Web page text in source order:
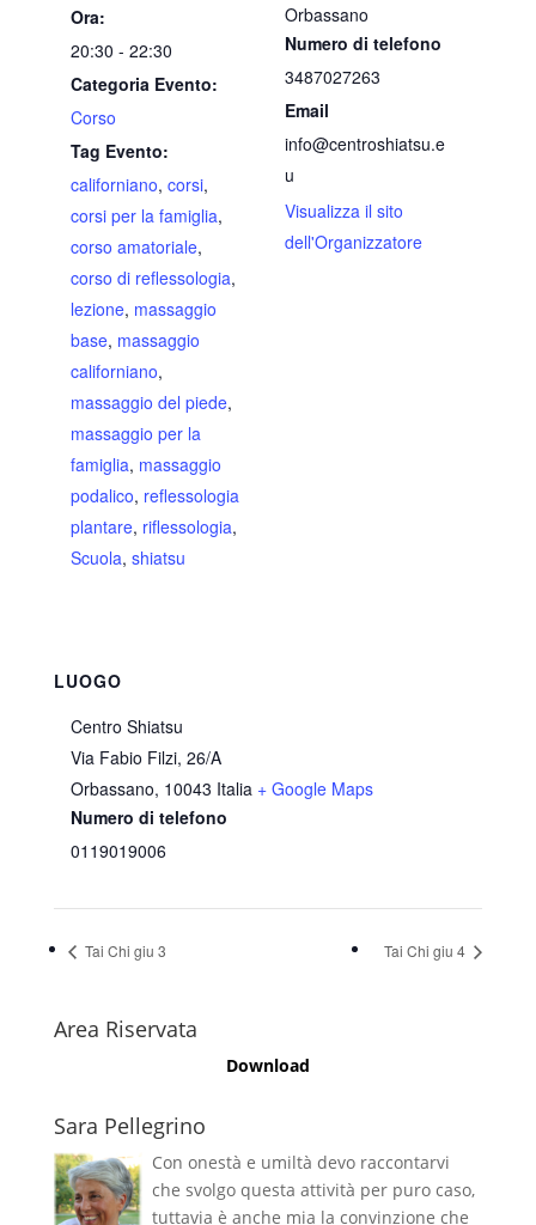
Ora:
20:30 - 22:30
Categoria Evento:
Corso
Tag Evento:
californiano, corsi,
corsi per la famiglia,
corso amatoriale,
corso di reflessologia,
lezione, massaggio
base, massaggio
californiano,
massaggio del piede,
massaggio per la
famiglia, massaggio
podalico, reflessologia
plantare, riflessologia,
Scuola, shiatsu
Orbassano
Numero di telefono
3487027263
Email
info@centroshiatsu.e
u
Visualizza il sito
dell'Organizzatore
LUOGO
Centro Shiatsu
Via Fabio Filzi, 26/A
Orbassano, 10043 Italia + Google Maps
Numero di telefono
0119019006
Tai Chi giu 3 Tai Chi giu 4
Area Riservata
Download
Sara Pellegrino
Con onestà e umiltà devo raccontarvi
che svolgo questa attività per puro caso,
tuttavia è anche mia la convinzione che